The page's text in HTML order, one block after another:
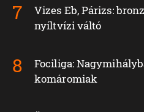
Vizes Eb, Párizs:
nyíltvízi váltó
Fociliga:
komáromiak